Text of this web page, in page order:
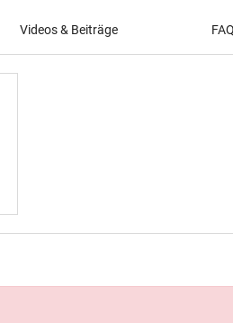
Videos & Beiträge